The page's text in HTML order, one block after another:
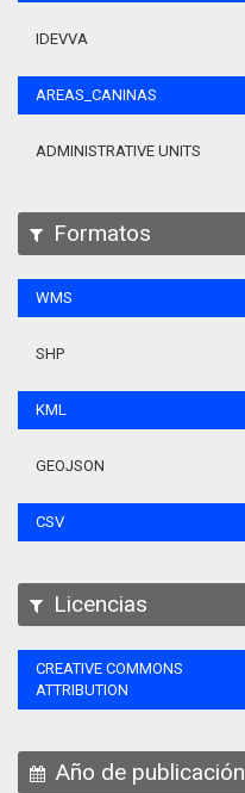
IDEVVA
AREAS_CANINAS
ADMINISTRATIVE UNITS
Formatos
WMS
SHP
KML
GEOJSON
CSV
Licencias
CREATIVE COMMONS
ATTRIBUTION
Año de publicación